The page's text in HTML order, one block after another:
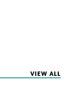
VIEW ALL